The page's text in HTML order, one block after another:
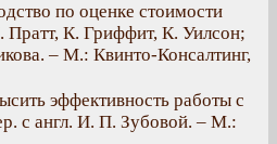
по оценке стоимости
К. Гриффит, К. Уилсон;
– М.: Квинто-Консалтинг,
эффективность работы с
с англ. И. П. Зубовой. – М.: